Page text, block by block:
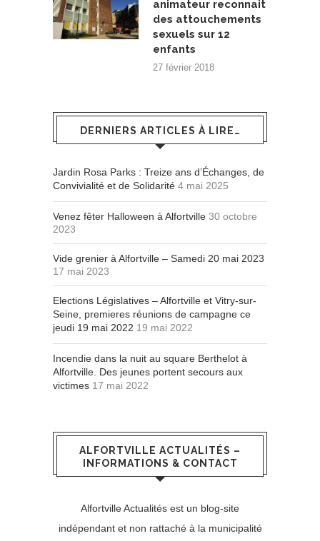
animateur reconnait
des attouchements
sexuels sur 12
enfants
27 février 2018
DERNIERS ARTICLES À LIRE…
Jardin Rosa Parks : Treize ans d’Échanges, de
Convivialité et de Solidarité 4 mai 2025
Venez fêter Halloween à Alfortville 30 octobre
2023
Vide grenier à Alfortville – Samedi 20 mai 2023
17 mai 2023
Elections Législatives – Alfortville et Vitry-sur-
Seine, premieres réunions de campagne ce
jeudi 19 mai 2022 19 mai 2022
Incendie dans la nuit au square Berthelot à
Alfortville. Des jeunes portent secours aux
victimes 17 mai 2022
ALFORTVILLE ACTUALITÉS –
INFORMATIONS & CONTACT
Alfortville Actualités est un blog-site
indépendant et non rattaché à la municipalité